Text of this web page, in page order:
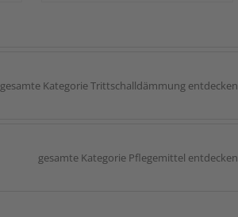
gesamte Kategorie Trittschalldämmung entdecken
gesamte Kategorie Pflegemittel entdecken